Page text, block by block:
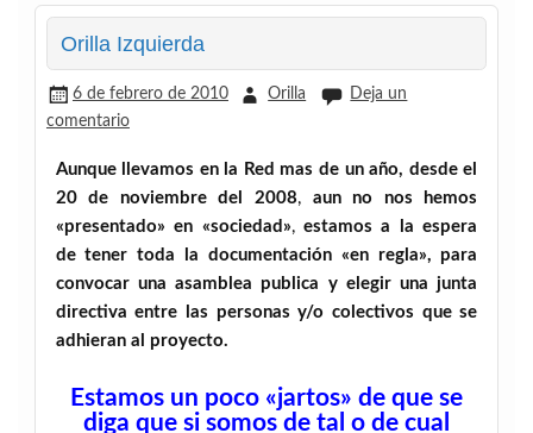
Orilla Izquierda
6 de febrero de 2010 Orilla
Deja un
comentario
Aunque llevamos en la Red mas de un año, desde el
20 de noviembre del 2008, aun no nos hemos
«presentado» en «sociedad»,estamos a la espera
de tener toda la documentación «en regla», para
convocar una asamblea publica y elegir una junta
directiva entre las personas y/o colectivos que se
adhieran al proyecto.
Estamos un poco «jartos» de que se
diga que si somos de tal o de cual